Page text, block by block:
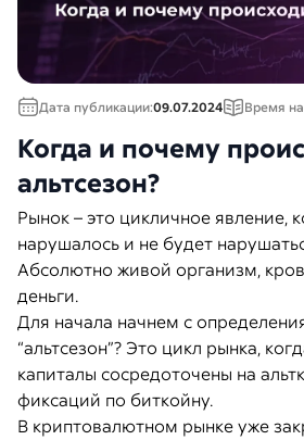
Дата публикации:09.07.2024 Время
Когда и почему
альтсезон?
Рынок – это цикличное явление,
нарушалось и не будет
Абсолютно живой организм,
деньги.
Для начала начнем с
“альтсезон”? Это цикл рынка,
капиталы сосредоточены на
фиксаций по биткойну.
В криптовалютном рынке уже